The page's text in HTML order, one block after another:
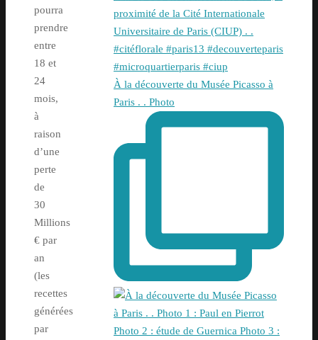
pourra
prendre
entre
18 et
24
mois,
à
raison
d’une
perte
de
30
Millions
€ par
an
(les
recettes
générées
par
À la découverte du Musée Picasso à
Paris . . Photo